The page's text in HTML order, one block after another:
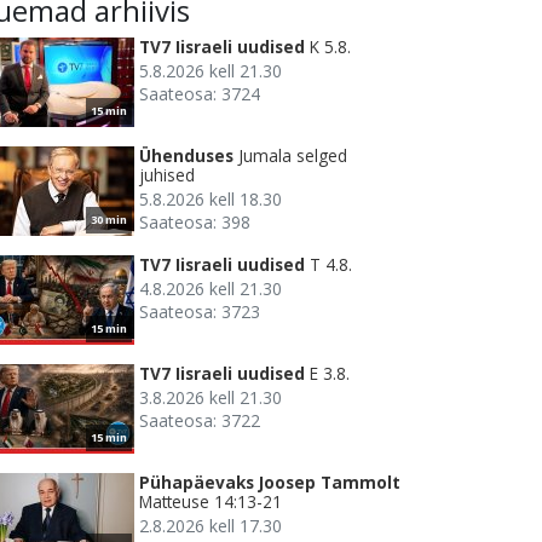
arhiivis
15 min
TV7 Iisraeli uudised K 5.8.
5.8.2026 kell 21.30
Saateosa: 3724
30 min
Ühenduses Jumala selged
juhised
5.8.2026 kell 18.30
Saateosa: 398
15 min
TV7 Iisraeli uudised T 4.8.
4.8.2026 kell 21.30
Saateosa: 3723
15 min
TV7 Iisraeli uudised E 3.8.
3.8.2026 kell 21.30
Saateosa: 3722
Pühapäevaks Joosep Tammolt
Matteuse 14:13-21
2.8.2026 kell 17.30